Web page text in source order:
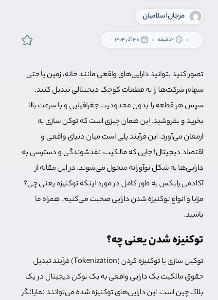
مرجان اسلامیان
2دقیقه 30 آذر 1404
تصور کنید بتوانید دارایی‌های واقعی مانند خانه، زمین یا حتی
سهام شرکت‌ها را به قطعات کوچک دیجیتالی تبدیل کنید.
سپس هر قطعه را بدون محدودیت جغرافیایی و با سرعت بالا
بخرید و بفروشید. این همان چیزی است که توکن سازی به
ارمغان می‌آورد. این فرآیند پلی است میان دنیای واقعی و
اقتصاد دیجیتال! جایی که مالکیت، نقدشوندگی و دسترسی به
دارایی‌ها به شکل نوآورانه متحول می‌شوند. در این مقاله از
آکادمی رابکس به طور کامل در مورد اینکه توکنیزه یعنی چی؟
مزایا و انواع توکنیزه شدن دارایی صحبت می‌کنیم. همراه ما
باشید.
توکنیزه شدن یعنی چه؟
توکین سازی یا توکنیزه کردن (Tokenization) فرآیند تبدیل
حقوق مالکیت یک دارایی واقعی به یک توکن دیجیتال در یک
بلاک چین است. این دارایی‌های توکنیزه شده می‌توانند نمایانگر